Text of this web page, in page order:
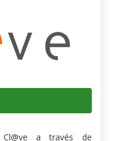
a través de